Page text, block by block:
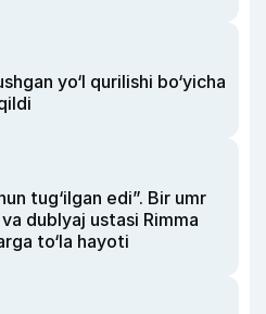
yo‘l qurilishi bo‘yicha
tug‘ilgan edi”. Bir umr
dublyaj ustasi Rimma
to‘la hayoti